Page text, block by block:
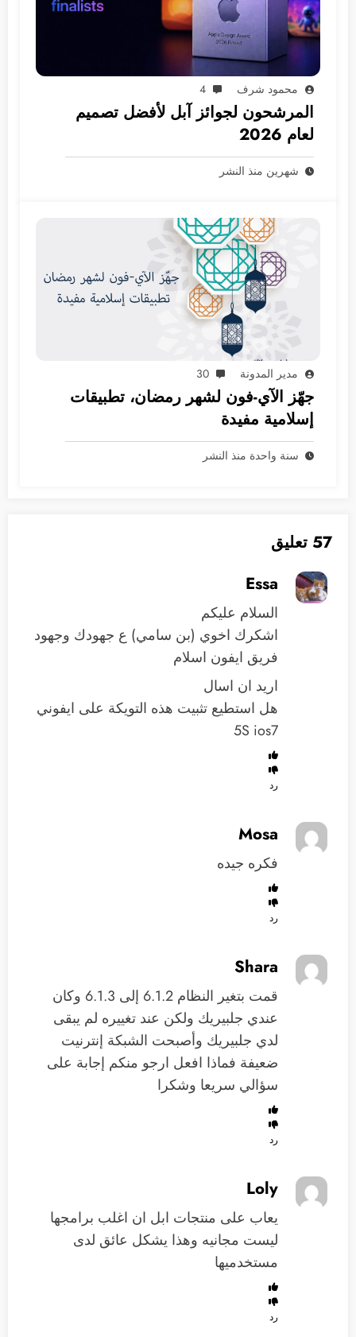
محمود شرف 4
المرشحون لجوائز آبل لأفضل تصميم
لعام 2026
شهرين منذ النشر
مدير المدونة 30
جهّز الآي-فون لشهر رمضان، تطبيقات
إسلامية مفيدة
سنة واحدة منذ النشر
57 تعليق
Essa
السلام عليكم
اشكرك اخوي (بن سامي) ع جهودك وجهود
فريق ايفون اسلام
اريد ان اسال
هل استطيع تثبيت هذه التويكة على ايفوني
5S ios7
رد
Mosa
فكره جيده
رد
Shara
قمت بتغير النظام 6.1.2 إلى 6.1.3 وكان
عندي جلبيريك ولكن عند تغييره لم يبقى
لدي جلبيريك وأصبحت الشبكة إنترنيت
ضعيفة فماذا افعل ارجو منكم إجابة على
سؤالي سريعا وشكرا
رد
Loly
يعاب على منتجات ابل ان اغلب برامجها
ليست مجانيه وهذا يشكل عائق لدى
مستخدميها
رد